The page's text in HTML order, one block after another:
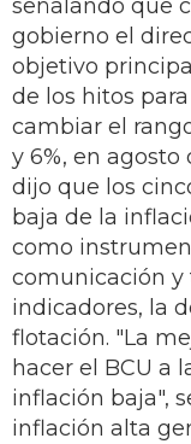
señalando que
gobierno el
objetivo
de los hitos
cambiar el
y 6%, en agosto
dijo que los
baja de la
como
comunicación y
indicadores, la
flotación. "La
hacer el BCU a
inflación baja",
inflación alta